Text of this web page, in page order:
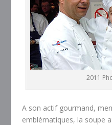
2011
A son actif gourmand,
emblématiques, la soupe